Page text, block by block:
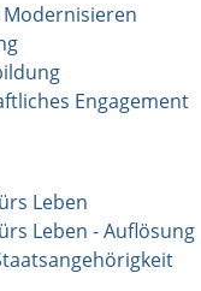
Engagement
Leben
Leben - Auflösung